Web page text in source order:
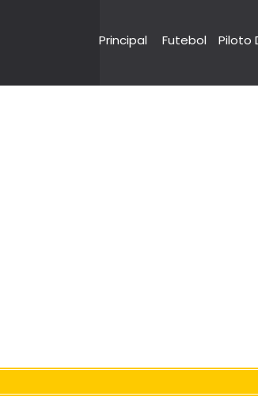
Principal Futebol Piloto